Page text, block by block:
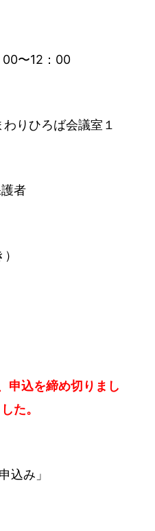
〜12：00
りひろば会議室１
者
申込を締め切りまし
た。
込み」